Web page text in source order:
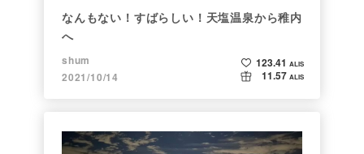
なんもない！すばらしい！天塩温泉から稚内
へ
shum
2021/10/14
123.41 ALIS
11.57 ALIS